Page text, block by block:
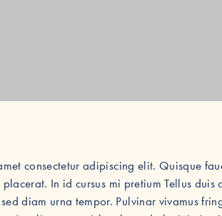
consectetur adipiscing elit. Quisque
In id cursus mi pretium Tellus duis
diam urna tempor. Pulvinar vivamus